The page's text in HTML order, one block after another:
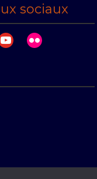
sociaux
flickr